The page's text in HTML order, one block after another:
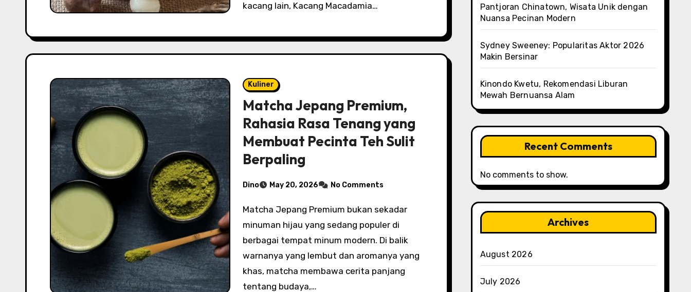
kacang lain, Kacang Macadamia…
Kuliner
Matcha Jepang Premium,
Rahasia Rasa Tenang yang
Membuat Pecinta Teh Sulit
Berpaling
Dino May 20, 2026 No Comments
Matcha Jepang Premium bukan sekadar
minuman hijau yang sedang populer di
berbagai tempat minum modern. Di balik
warnanya yang lembut dan aromanya yang
khas, matcha membawa cerita panjang
tentang budaya,…
Pantjoran Chinatown, Wisata Unik dengan
Nuansa Pecinan Modern
Sydney Sweeney: Popularitas Aktor 2026
Makin Bersinar
Kinondo Kwetu, Rekomendasi Liburan
Mewah Bernuansa Alam
Recent Comments
No comments to show.
Archives
August 2026
July 2026